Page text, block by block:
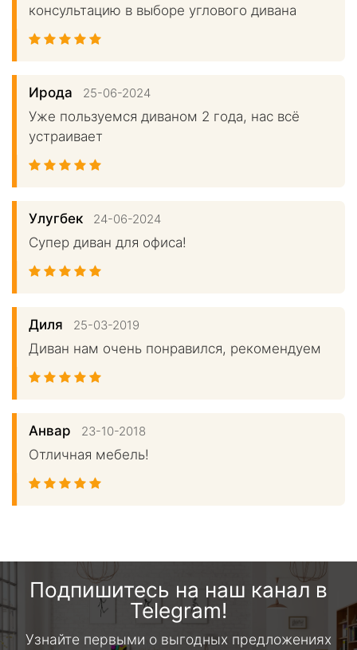
консультацию в выборе углового дивана
Ирода 25-06-2024
Уже пользуемся диваном 2 года, нас всё
устраивает
Улугбек 24-06-2024
Супер диван для офиса!
Диля 25-03-2019
Диван нам очень понравился, рекомендуем
Анвар 23-10-2018
Отличная мебель!
Подпишитесь на наш канал в
Telegram!
Узнайте первыми о выгодных предложениях